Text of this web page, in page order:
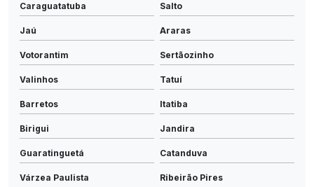
Caraguatatuba Salto
Jaú Araras
Votorantim Sertãozinho
Valinhos Tatuí
Barretos Itatiba
Birigui Jandira
Guaratinguetá Catanduva
Várzea Paulista Ribeirão Pires